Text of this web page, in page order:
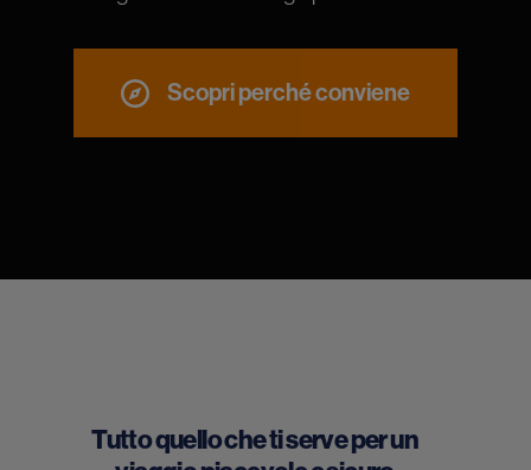
Scopri perché conviene
Tutto quello che ti serve per un